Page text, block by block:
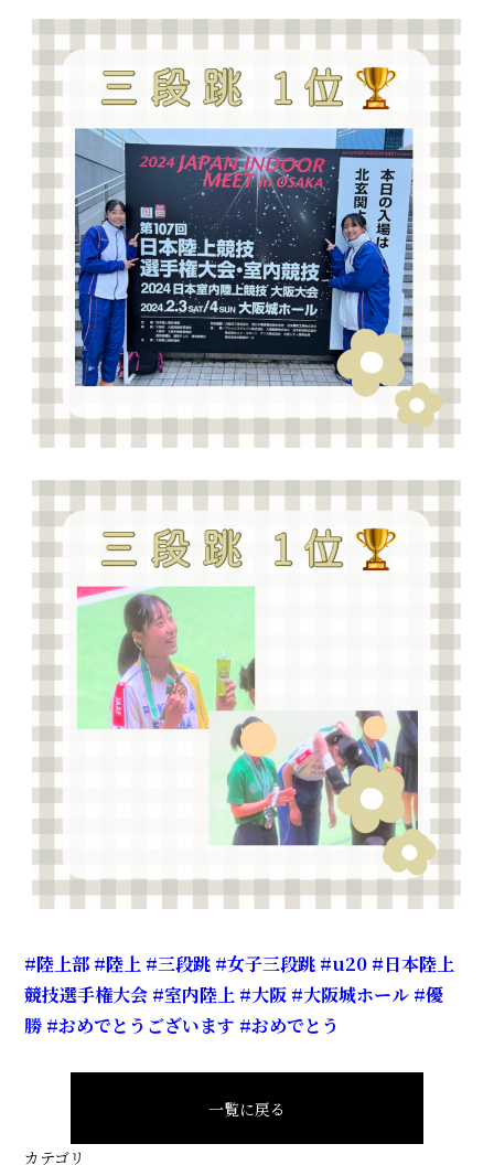
#陸上部 #陸上 #三段跳 #女子三段跳 #u20 #日本陸上
競技選手権大会 #室内陸上 #大阪 #大阪城ホール #優
勝 #おめでとうございます #おめでとう
一覧に戻る
カテゴリ